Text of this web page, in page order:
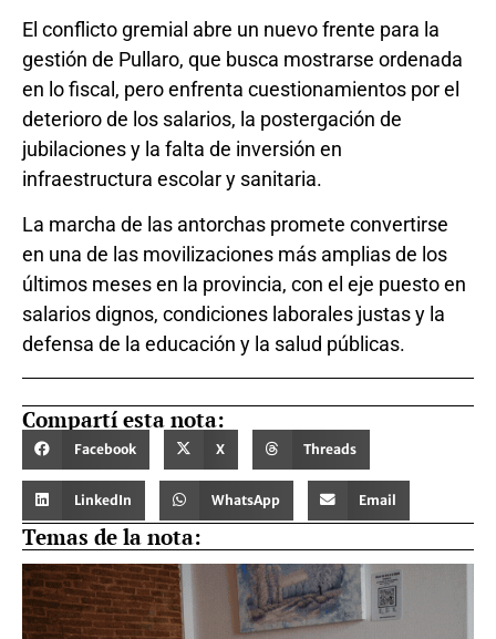
El conflicto gremial abre un nuevo frente para la
gestión de Pullaro, que busca mostrarse ordenada
en lo fiscal, pero enfrenta cuestionamientos por el
deterioro de los salarios, la postergación de
jubilaciones y la falta de inversión en
infraestructura escolar y sanitaria.
La marcha de las antorchas promete convertirse
en una de las movilizaciones más amplias de los
últimos meses en la provincia, con el eje puesto en
salarios dignos, condiciones laborales justas y la
defensa de la educación y la salud públicas.
Compartí esta nota:
Facebook X Threads
LinkedIn WhatsApp Email
Temas de la nota: